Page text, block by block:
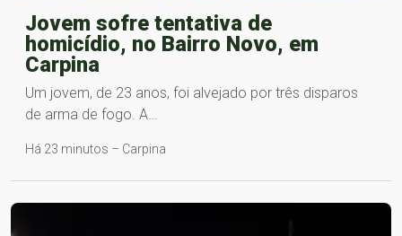
Jovem sofre tentativa de
homicídio, no Bairro Novo, em
Carpina
Um jovem, de 23 anos, foi alvejado por três disparos
de arma de fogo. A…
Há 23 minutos – Carpina